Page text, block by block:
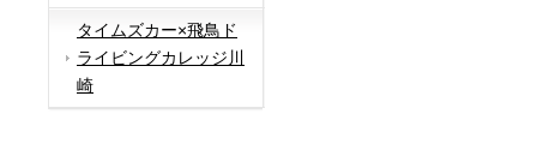
タイムズカー×飛鳥ド
ライビングカレッジ川
崎